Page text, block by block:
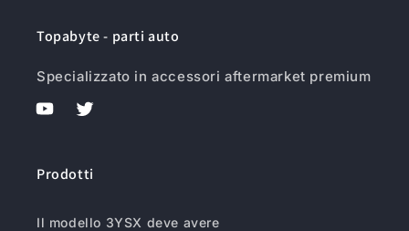
Topabyte - parti auto
Specializzato in accessori aftermarket premium
YouTubeTwitter
Prodotti
Il modello 3YSX deve avere